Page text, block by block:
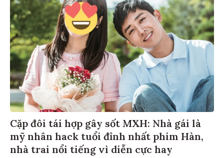
Cặp đôi tái hợp gây sốt MXH: Nhà gái là
mỹ nhân hack tuổi đỉnh nhất phim Hàn,
nhà trai nổi tiếng vì diễn cực hay